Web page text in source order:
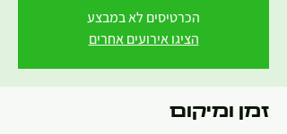
הכרטיסים לא במבצע
הציגו אירועים אחרים
זמן ומיקום